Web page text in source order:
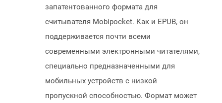
запатентованного формата для
считывателя Mobipocket. Как и EPUB, он
поддерживается почти всеми
современными электронными читателями,
специально предназначенными для
мобильных устройств с низкой
пропускной способностью. Формат может